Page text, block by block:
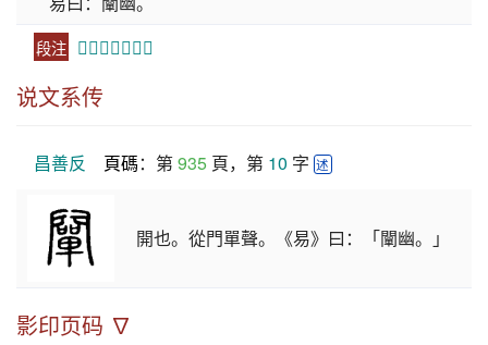
段注 《𣪠辭傳》文。
说文系传
昌善反 頁碼：第 935 頁，第 10 字 述
開也。從門單聲。《易》曰：「闡幽。」
影印页码 ∇